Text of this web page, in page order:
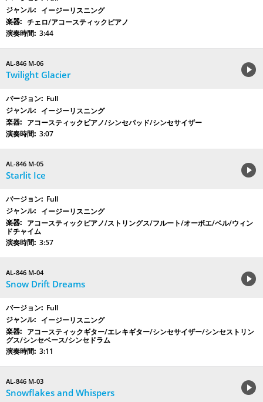
イージーリスニング
チェロ/アコースティックピアノ
3:44
AL-846 M-06
Twilight Glacier
Full
イージーリスニング
アコースティックピアノ/シンセパッド/シンセサイザー
3:07
AL-846 M-05
Starlit Ice
Full
イージーリスニング
アコースティックピアノ/ストリングス/フルート/オーボエ/ベル/ウィン
ドチャイム
3:57
AL-846 M-04
Snow Drift Dreams
Full
イージーリスニング
アコースティックギター/エレキギター/シンセサイザー/シンセストリン
グス/シンセベース/シンセドラム
3:11
AL-846 M-03
Snowflakes and Whispers